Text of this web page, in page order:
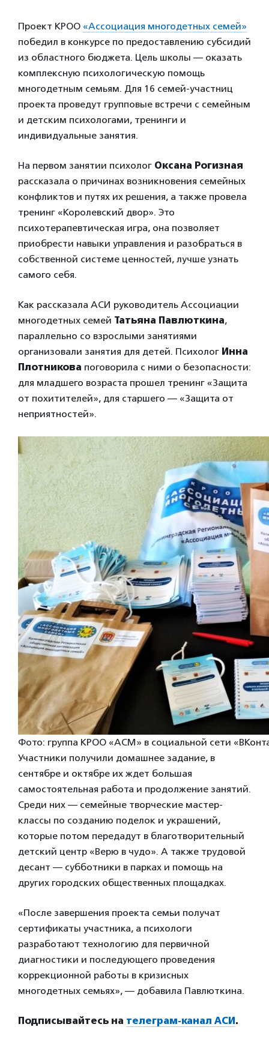
Проект КРОО «Ассоциация многодетных семей»
победил в конкурсе по предоставлению субсидий
из областного бюджета. Цель школы — оказать
комплексную психологическую помощь
многодетным семьям. Для 16 семей-участниц
проекта проведут групповые встречи с семейным
и детским психологами, тренинги и
индивидуальные занятия.
На первом занятии психолог Оксана Рогизная
рассказала о причинах возникновения семейных
конфликтов и путях их решения, а также провела
тренинг «Королевский двор». Это
психотерапевтическая игра, она позволяет
приобрести навыки управления и разобраться в
собственной системе ценностей, лучше узнать
самого себя.
Как рассказала АСИ руководитель Ассоциации
многодетных семей Татьяна Павлюткина,
параллельно со взрослыми занятиями
организовали занятия для детей. Психолог Инна
Плотникова поговорила с ними о безопасности:
для младшего возраста прошел тренинг «Защита
от похитителей», для старшего — «Защита от
неприятностей».
Фото: группа КРОО «АСМ» в социальной сети
Участники получили домашнее задание, в
сентябре и октябре их ждет большая
самостоятельная работа и продолжение занятий.
Среди них — семейные творческие мастер-
классы по созданию поделок и украшений,
которые потом передадут в благотворительный
детский центр «Верю в чудо». А также трудовой
десант — субботники в парках и помощь на
других городских общественных площадках.
«После завершения проекта семьи получат
сертификаты участника, а психологи
разработают технологию для первичной
диагностики и последующего проведения
коррекционной работы в кризисных
многодетных семьях», — добавила Павлюткина.
Подписывайтесь на телеграм-канал АСИ.